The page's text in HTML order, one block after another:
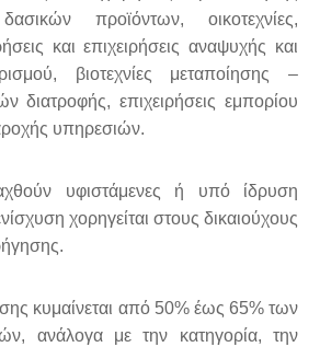
προϊόντων, οικοτεχνίες,
και επιχειρήσεις αναψυχής και
βιοτεχνίες μεταποίησης –
διατροφής, επιχειρήσεις εμπορίου
υπηρεσιών.
υφιστάμενες ή υπό ίδρυση
χορηγείται στους δικαιούχους
κυμαίνεται από 50% έως 65% των
ανάλογα με την κατηγορία, την